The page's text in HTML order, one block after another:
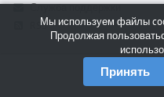
Служба поддержки
RSSМы используем файлы
Продолжая
Принять